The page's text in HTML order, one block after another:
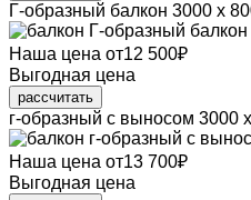
Г-образный балкон 3000 х
Наша цена от12 500₽
Выгодная цена
рассчитать
г-образный с выносом 3000
Наша цена от13 700₽
Выгодная цена